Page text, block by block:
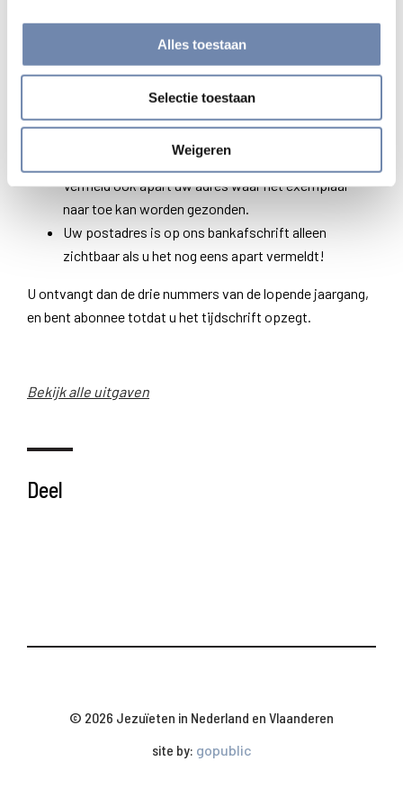
Alles toestaan
Selectie toestaan
Weigeren
Nederland: stort 15 euro op rekening NL02
INGB 0000 275658 tnv Jezuieten Nederland,
Nijmegen, onder vermelding van ‘Cardoner’.
VoorBelgië: stort 15 euro op rekening BE37 7350
Cardoner, 1030 Brussel
Vermeld ook apart uw adres waar het exemplaar
naar toe kan worden gezonden.
Uw postadres is op ons bankafschrift alleen
zichtbaar als u het nog eens apart vermeldt!
U ontvangt dan de drie nummers van de lopende jaargang,
en bent abonnee totdat u het tijdschrift opzegt.
Bekijk alle uitgaven
Deel
© 2026 Jezuïeten in Nederland en Vlaanderen
site by: gopublic